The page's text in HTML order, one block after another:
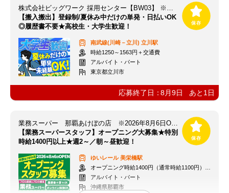
株式会社ビッグワーク 採用センター【BW03】 ※立川エリア
【搬入搬出】登録制/夏休み中だけの単発・日払いOK
◎履歴書不要★高校生・大学生歓迎！
南武線(川崎－立川) 立川駅
時給1250～1563円＋交通費
アルバイト・パート
東京都立川市
応募終了日：8月9日 あと 1 日
業務スーパー 那覇あけぼの店 ※2026年8月6日OPEN
【業務スーパースタッフ】オープニング大募集★特別
時給1400円以上★週2～／朝～昼歓迎！
ゆいレール美栄橋駅
オープニング時給1400円（通常時給1100円）※各種手当あり
アルバイト・パート
沖縄県那覇市